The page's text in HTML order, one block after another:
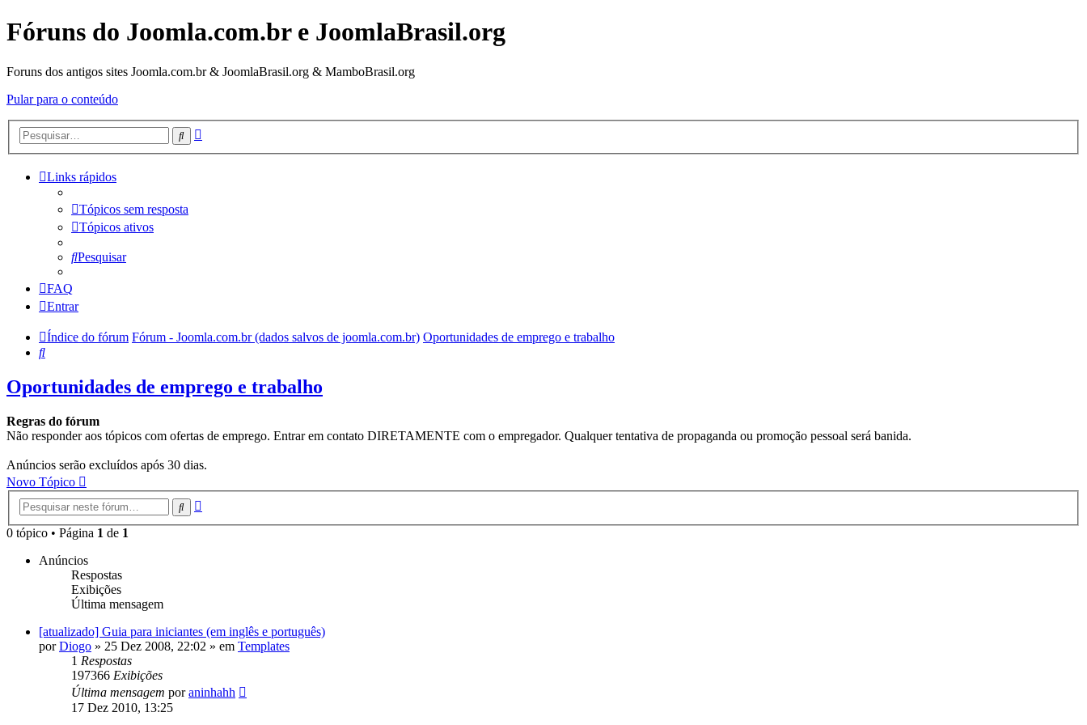
Fóruns do Joomla.com.br e JoomlaBrasil.org
Foruns dos antigos sites Joomla.com.br & JoomlaBrasil.org & MamboBrasil.org
Pular para o conteúdo
Pesquisar
Links rápidos
Tópicos sem resposta
Tópicos ativos
Pesquisar
FAQ
Entrar
Índice do fórum Fórum - Joomla.com.br (dados salvos de joomla.com.br) Oportunidades de emprego e trabalho
Pesquisar
Oportunidades de emprego e trabalho
Regras do fórum
Não responder aos tópicos com ofertas de emprego. Entrar em contato DIRETAMENTE com o empregador. Qualquer tentativa de propaganda ou promoção pessoal será banida.
Anúncios serão excluídos após 30 dias.
Novo Tópico
Pesquisar
0 tópico • Página 1 de 1
Anúncios
Respostas
Exibições
Última mensagem
[atualizado] Guia para iniciantes (em inglês e português)
porDiogo » 25 Dez 2008, 22:02 » em Templates
1 Respostas
197366 Exibições
Última mensagem poraninhahh
17 Dez 2010, 13:25